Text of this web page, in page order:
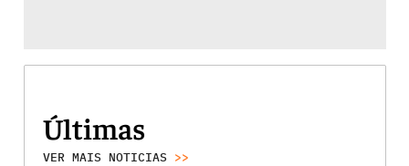
Últimas
VER MAIS NOTICIAS >>